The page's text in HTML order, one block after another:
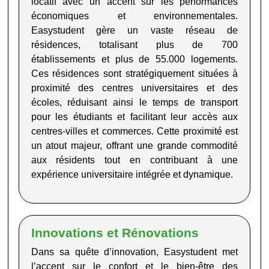
économiques et environnementales.
Easystudentgère un vaste réseau de
résidences, totalisant plus de 700
établissements et plus de 55.000 logements.
Ces résidences sont stratégiquement situées à
proximité des centres universitaires et des
écoles, réduisant ainsi le temps de transport
pour les étudiants et facilitant leur accès aux
centres-villes et commerces. Cette proximité est
un atout majeur, offrant une grande commodité
aux résidents tout en contribuant à une
expérience universitaire intégrée et dynamique.
Innovations et Rénovations
Dans sa quête d’innovation, Easystudentmet
l’accent sur le confort et le bien-être des